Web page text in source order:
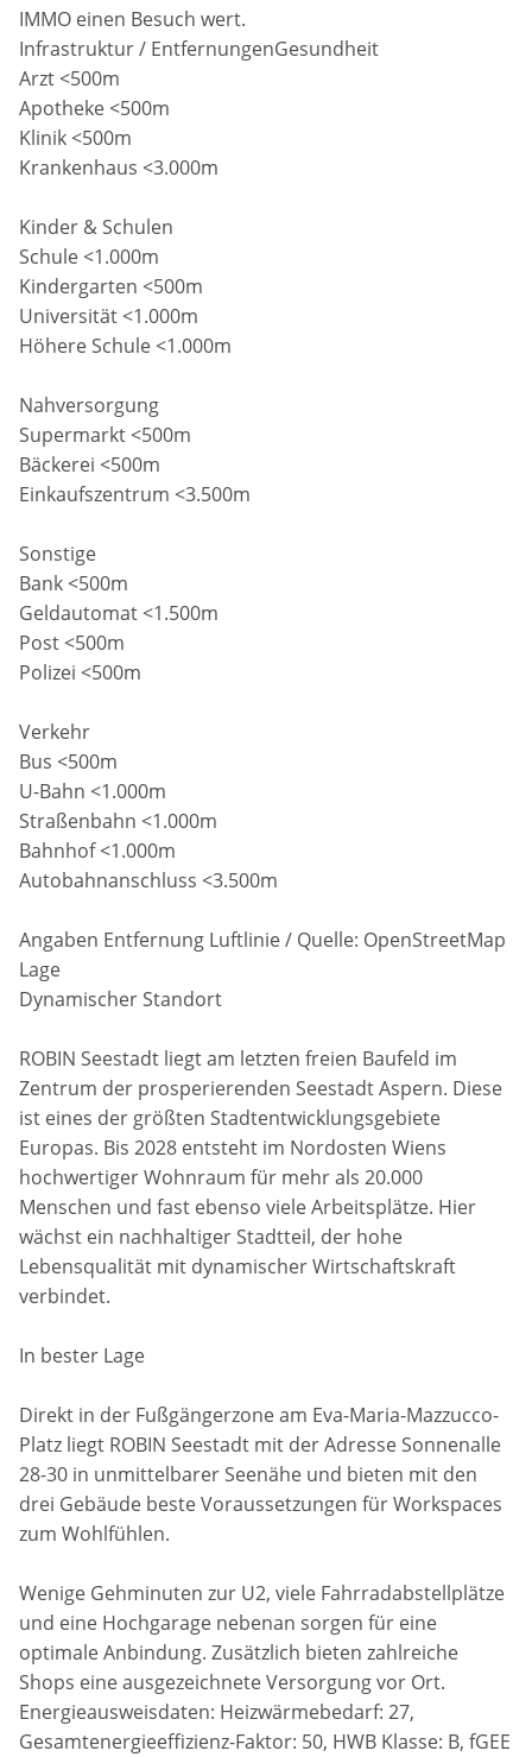
IMMO einen Besuch wert.
Infrastruktur / EntfernungenGesundheit
Arzt <500m
Apotheke <500m
Klinik <500m
Krankenhaus <3.000m
Kinder & Schulen
Schule <1.000m
Kindergarten <500m
Universität <1.000m
Höhere Schule <1.000m
Nahversorgung
Supermarkt <500m
Bäckerei <500m
Einkaufszentrum <3.500m
Sonstige
Bank <500m
Geldautomat <1.500m
Post <500m
Polizei <500m
Verkehr
Bus <500m
U-Bahn <1.000m
Straßenbahn <1.000m
Bahnhof <1.000m
Autobahnanschluss <3.500m
Angaben Entfernung Luftlinie / Quelle: OpenStreetMap
Lage
Dynamischer Standort
ROBIN Seestadt liegt am letzten freien Baufeld im
Zentrum der prosperierenden Seestadt Aspern. Diese
ist eines der größten Stadtentwicklungsgebiete
Europas. Bis 2028 entsteht im Nordosten Wiens
hochwertiger Wohnraum für mehr als 20.000
Menschen und fast ebenso viele Arbeitsplätze. Hier
wächst ein nachhaltiger Stadtteil, der hohe
Lebensqualität mit dynamischer Wirtschaftskraft
verbindet.
In bester Lage
Direkt in der Fußgängerzone am Eva-Maria-Mazzucco-
Platz liegt ROBIN Seestadt mit der Adresse Sonnenalle
28-30 in unmittelbarer Seenähe und bieten mit den
drei Gebäude beste Voraussetzungen für Workspaces
zum Wohlfühlen.
Wenige Gehminuten zur U2, viele Fahrradabstellplätze
und eine Hochgarage nebenan sorgen für eine
optimale Anbindung. Zusätzlich bieten zahlreiche
Shops eine ausgezeichnete Versorgung vor Ort.
Energieausweisdaten: Heizwärmebedarf: 27,
Gesamtenergieeffizienz-Faktor: 50, HWB Klasse: B, fGEE